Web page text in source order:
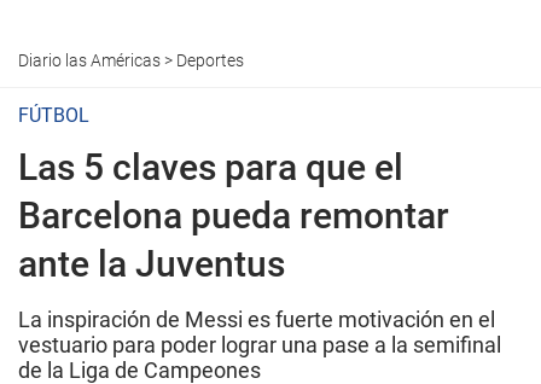
Diario las Américas> Deportes
FÚTBOL
Las 5 claves para que el
Barcelona pueda remontar
ante la Juventus
La inspiración de Messi es fuerte motivación en el
vestuario para poder lograr una pase a la semifinal
de la Liga de Campeones